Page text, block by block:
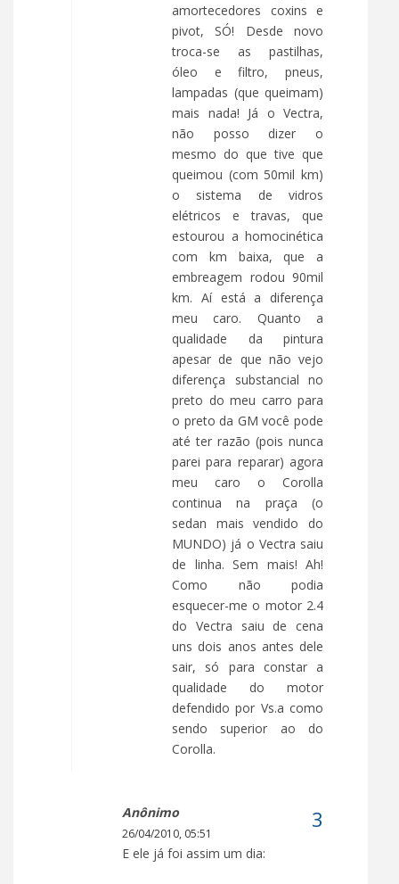
amortecedores coxins e
pivot, SÓ! Desde novo
troca-se as pastilhas,
óleo e filtro, pneus,
lampadas (que queimam)
mais nada! Já o Vectra,
não posso dizer o
mesmo do que tive que
queimou (com 50mil km)
o sistema de vidros
elétricos e travas, que
estourou a homocinética
com km baixa, que a
embreagem rodou 90mil
km. Aí está a diferença
meu caro. Quanto a
qualidade da pintura
apesar de que não vejo
diferença substancial no
preto do meu carro para
o preto da GM você pode
até ter razão (pois nunca
parei para reparar) agora
meu caro o Corolla
continua na praça (o
sedan mais vendido do
MUNDO) já o Vectra saiu
de linha. Sem mais! Ah!
Como não podia
esquecer-me o motor 2.4
do Vectra saiu de cena
uns dois anos antes dele
sair, só para constar a
qualidade do motor
defendido por Vs.a como
sendo superior ao do
Corolla.
Anônimo
26/04/2010, 05:51
E ele já foi assim um dia: